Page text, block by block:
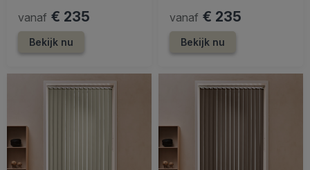
vanaf € 235
Bekijk nu
vanaf € 235
Bekijk nu